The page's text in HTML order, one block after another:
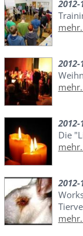
2012-
2012-
2012-
Die
2012-